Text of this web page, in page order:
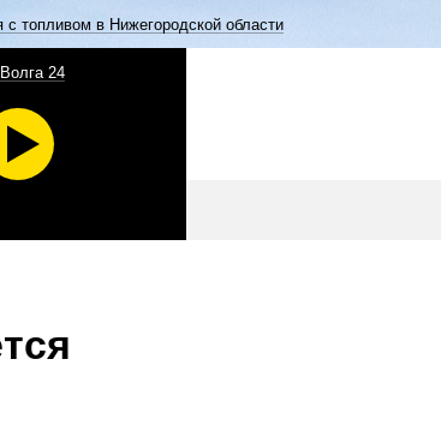
с топливом в Нижегородской области
24